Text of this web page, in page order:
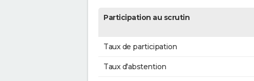
Participation au scrutin
Taux de participation
Taux d'abstention